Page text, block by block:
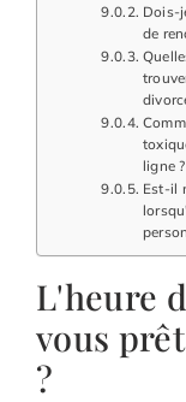
Dois-
de
ligne ?
Est-il
L'heure
vous
?